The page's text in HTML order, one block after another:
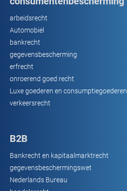
arbeidsrecht
Automobiel
bankrecht
gegevensbescherming
erfrecht
onroerend goed recht
Luxe goederen en consumptiegoederen
verkeersrecht
B2B
Bankrecht en kapitaalmarktrecht
gegevensbeschermingswet
Nederlands Bureau